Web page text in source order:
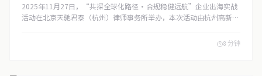
2025年11月27日，“共探全球化路径·合规稳健远航”企业出海实战
活动在北京天驰君泰（杭州）律师事务所举办，本次活动由杭州高新区
州高新区（滨江）欧美同学会、杭州市滨江区留学人员和家属联谊会、
杭州高新区(滨江)海归青创联盟(“5050”联合会)、北京天驰君泰（杭
8 分钟